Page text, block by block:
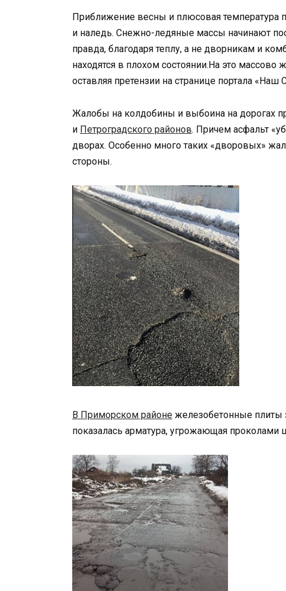
Приближение весны и плюсовая температура
и наледь. Снежно-ледяные массы начинают
правда, благодаря теплу, а не дворникам и
находятся в плохом состоянии.На это массово
оставляя претензии на странице портала «Наш
Жалобы на колдобины и выбоина на дорогах
и Петроградского районов. Причем асфальт
дворах. Особенно много таких «дворовых»
стороны.
В Приморском районе железобетонные плиты
показалась арматура, угрожающая